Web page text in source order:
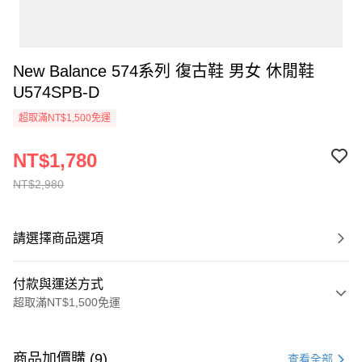
New Balance 574系列 復古鞋 男女 休閒鞋
U574SPB-D
超取滿NT$1,500免運
NT$2,980
NT$1,780
請選擇商品選項
付款與運送方式
超取滿NT$1,500免運
信用卡一次付款
商品加價購 (9) 查看全部